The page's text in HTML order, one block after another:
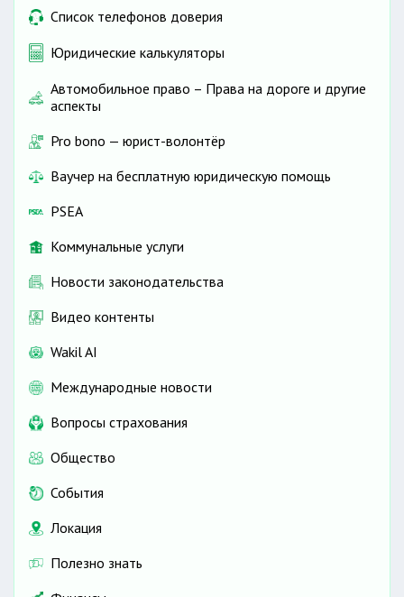
Список телефонов доверия
Юридические калькуляторы
Автомобильное право – Права на дороге и другие
аспекты
Pro bono — юрист-волонтёр
Ваучер на бесплатную юридическую помощь
PSEA
Коммунальные услуги
Новости законодательства
Видео контенты
Wakil AI
Международные новости
Вопросы страхования
Общество
События
Локация
Полезно знать